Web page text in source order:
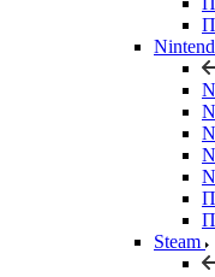
Steam